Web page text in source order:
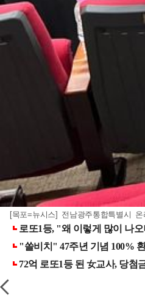
[목포=뉴시스] 전남광주통합특별시